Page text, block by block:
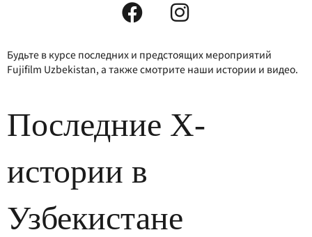
Будьте в курсе последних и предстоящих мероприятий
Fujifilm Uzbekistan, а также смотрите наши истории и видео.
Последние Х-
истории в
Узбекистане